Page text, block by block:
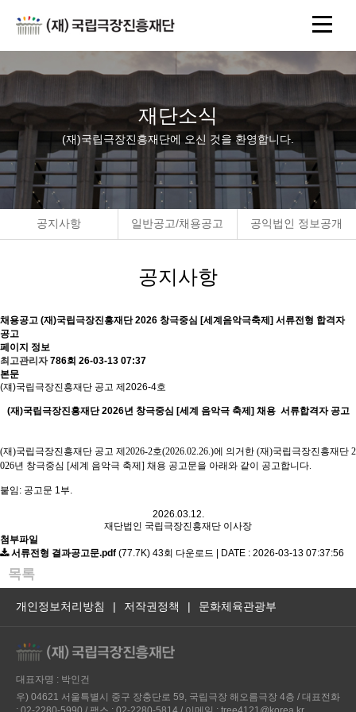
재단소식
(재)국립극장진흥재단에 오신 것을 환영합니다.
공지사항 일반공고/채용공고 공익법인 정보공개
공지사항
채용공고 (재)국립극장진흥재단 2026 창극중심 [세계음악극축제] 서류전형 합격자
공고
페이지 정보
최고관리자 786회 26-03-13 07:37
본문
(쟤)국립극장진흥재단 공고 제 2026-4호
(재)국립극장진흥재단2026년 창극중심 [세계 음악극 축제 ] 채용 서류합격자 공고
(재)국립극장진흥재단 공고 제 2026-2호(2026.02.26.)에 의거한 (재)국립극장진흥재단 2
026년 창극중심 [세계 음악극 축제 ] 채용 공고문을 아래와 같이 공고합니다.
붙임 : 공고문 1부.
2026.03.12.
재단법인 국립극장진흥재단 이사장
첨부파일
서류전형 결과공고문.pdf (77.7K) 43회 다운로드 | DATE : 2026-03-13 07:37:56
목록
개인정보처리방침 | 저작권정책 | 문화체육관광부
대표자명 : 박인건
우) 04621 서울특별시 중구 장충단로 59, 국립극장 해오름극장 4층 / 대표전화